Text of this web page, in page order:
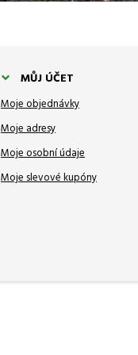
MŮJ ÚČET
Moje objednávky
Moje adresy
Moje osobní údaje
Moje slevové kupóny